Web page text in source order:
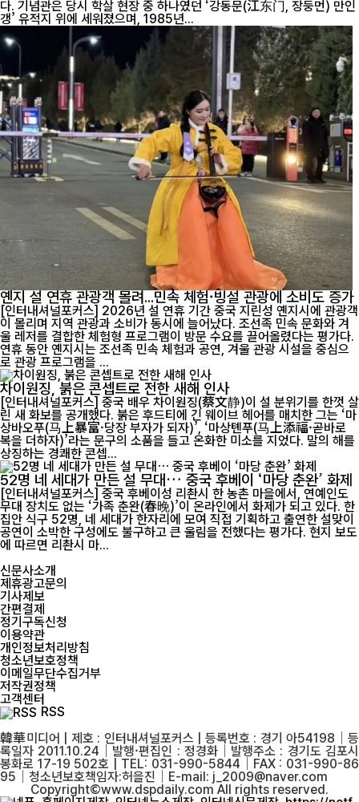
다. 기념관은 당시 학살 현장 중 하나였던 ‘강동문(江东门, 장둥먼) 만인
갱’ 유적지 위에 세워졌으며, 1985년...
옌지 설 연휴 관광객 몰려...민속 체험·빙설 관광에 소비도 증가
[인터내셔널포커스] 2026년 설 연휴 기간 중국 지린성 옌지시에 관광객
이 몰리며 지역 관광과 소비가 동시에 늘어났다. 조선족 민속 문화와 겨
울 레저를 결합한 체험형 프로그램이 방문 수요를 끌어올렸다는 평가다.
연휴 동안 옌지시는 조선족 민속 체험과 공연, 겨울 관광 시설을 중심으
로 관광 프로그램을 ...
차이원징, 붉은 콘셉트로 전한 새해 인사
[인터내셔널포커스] 중국 배우 차이원징(蔡文静)이 설 분위기를 한껏 살
린 새 화보를 공개했다. 붉은 후드티에 긴 웨이브 헤어를 매치한 그는 ‘마
상바오푸(马上暴富·당장 부자가 되자)’, ‘마상톈푸(马上添福·곧바로
복을 더하자)’라는 문구의 소품을 들고 온화한 미소를 지었다. 말의 해를
상징하는 경쾌한 콘셉...
52명 네 세대가 만든 설 무대… 중국 후베이 ‘마당 춘완’ 화제
[인터내셔널포커스] 중국 후베이성 리촨시 한 농촌 마을에서, 연예인도
무대 장치도 없는 ‘가족 춘완(春晚)’이 온라인에서 화제가 되고 있다. 한
집안 식구 52명, 네 세대가 한자리에 모여 직접 기획하고 출연한 설맞이
공연이 소박한 구성에도 불구하고 큰 울림을 전했다는 평가다. 현지 보도
에 따르면 리촨시 마...
신문사소개
제휴광고문의
기사제보
간편결제
정기구독신청
이용약관
개인정보처리방침
청소년보호정책
이메일무단수집거부
저작권정책
고객센터
RSS
韓華미디어 | 제호 : 인터내셔널포커스 | 등록번호 : 경기 아54198│등
록일자 2011.10.24│발행·편집인 : 정경화│발행주소 : 경기도 김포시
봉화로 17-19 502호 | TEL: 031-990-5844│FAX : 031-990-86
95│청소년보호책임자:허을진│E-mail: j_2009@naver.com
Copyright©www.dspdaily.com All rights reserved.